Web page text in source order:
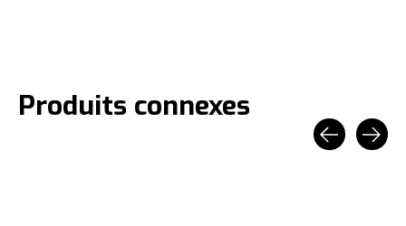
Produits connexes